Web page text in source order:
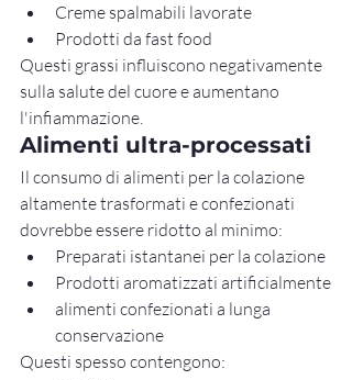
Creme spalmabili lavorate
Prodotti da fast food
Questi grassi influiscono negativamente
sulla salute del cuore e aumentano
l'infiammazione.
Alimenti ultra-processati
Il consumo di alimenti per la colazione
altamente trasformati e confezionati
dovrebbe essere ridotto al minimo:
Preparati istantanei per la colazione
Prodotti aromatizzati artificialmente
alimenti confezionati a lunga
conservazione
Questi spesso contengono: